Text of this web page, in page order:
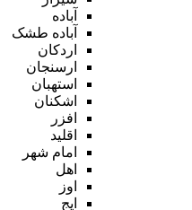
آباده
آباده طشک
اردکان
ارسنجان
استهبان
اشکنان
افزر
اقلید
امام شهر
اهل
اوز
ایج